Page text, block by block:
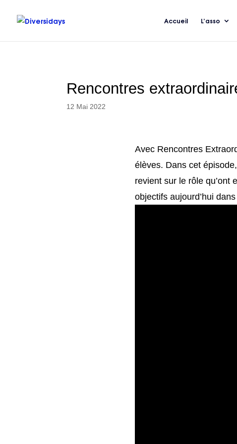
Accueil L’asso
Rencontres
12 Mai 2022
Avec Rencontres
élèves. Dans cet
revient sur le rôle qu’ont
objectifs aujourd’hui